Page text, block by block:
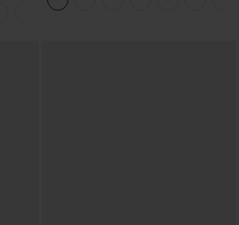
secagem rápida, com sutiã integrado